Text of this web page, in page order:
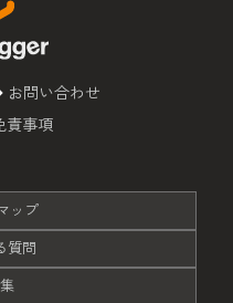
お問い合わせ
責事項
ップ
質問